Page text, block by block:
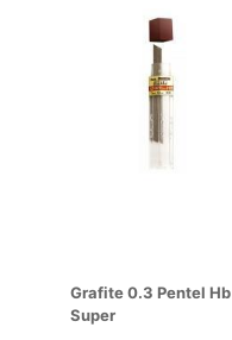
Grafite 0.3 Pentel Hb
Super